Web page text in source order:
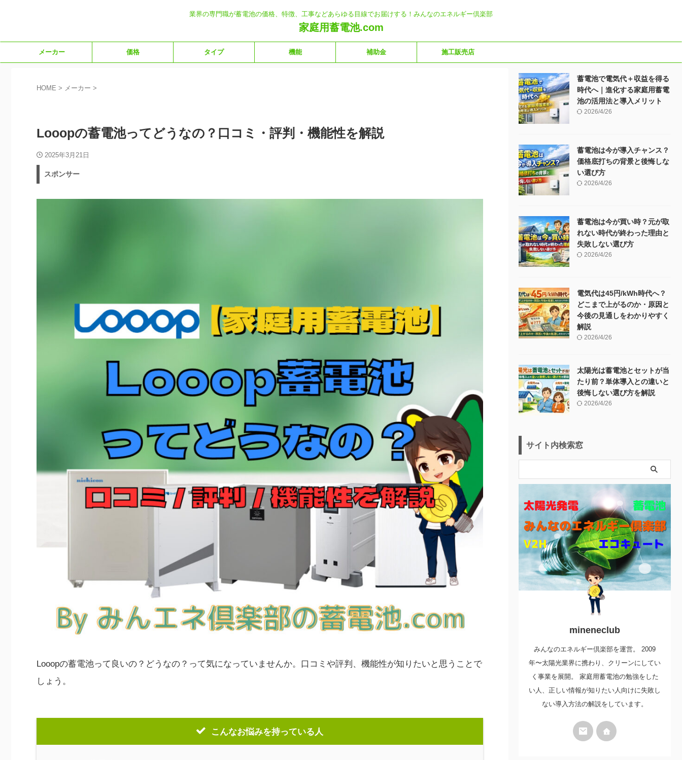
業界の専門職が蓄電池の価格、特徴、工事などあらゆる目線でお届けする！みんなのエネルギー倶楽部
家庭用蓄電池.com
メーカー 価格 タイプ 機能 補助金 施工販売店
HOME > メーカー >
Looopの蓄電池ってどうなの？口コミ・評判・機能性を解説
2025年3月21日
スポンサー
Looopの蓄電池って良いの？どうなの？って気になっていませんか。口コミや評判、機能性が知りたいと思うことで
しょう。
こんなお悩みを持っている人
蓄電池で電気代＋収益を得る
時代へ｜進化する家庭用蓄電
池の活用法と導入メリット
2026/4/26
蓄電池は今が導入チャンス？
価格底打ちの背景と後悔しな
い選び方
2026/4/26
蓄電池は今が買い時？元が取
れない時代が終わった理由と
失敗しない選び方
2026/4/26
電気代は45円/kWh時代へ？
どこまで上がるのか・原因と
今後の見通しをわかりやすく
解説
2026/4/26
太陽光は蓄電池とセットが当
たり前？単体導入との違いと
後悔しない選び方を解説
2026/4/26
サイト内検索窓
mineneclub
みんなのエネルギー倶楽部を運営。 2009
年〜太陽光業界に携わり、クリーンにしてい
く事業を展開。 家庭用蓄電池の勉強をした
い人、正しい情報が知りたい人向けに失敗し
ない導入方法の解説をしています。